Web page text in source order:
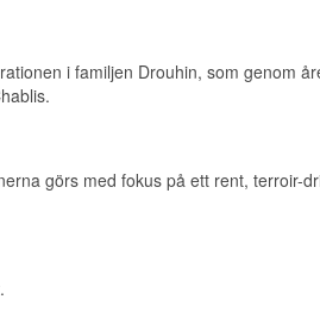
i familjen Drouhin, som genom
görs med fokus på ett rent, terroir-